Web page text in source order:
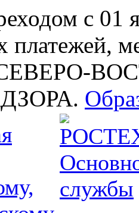
с 01
платежей,
СЕВЕРО-
службы